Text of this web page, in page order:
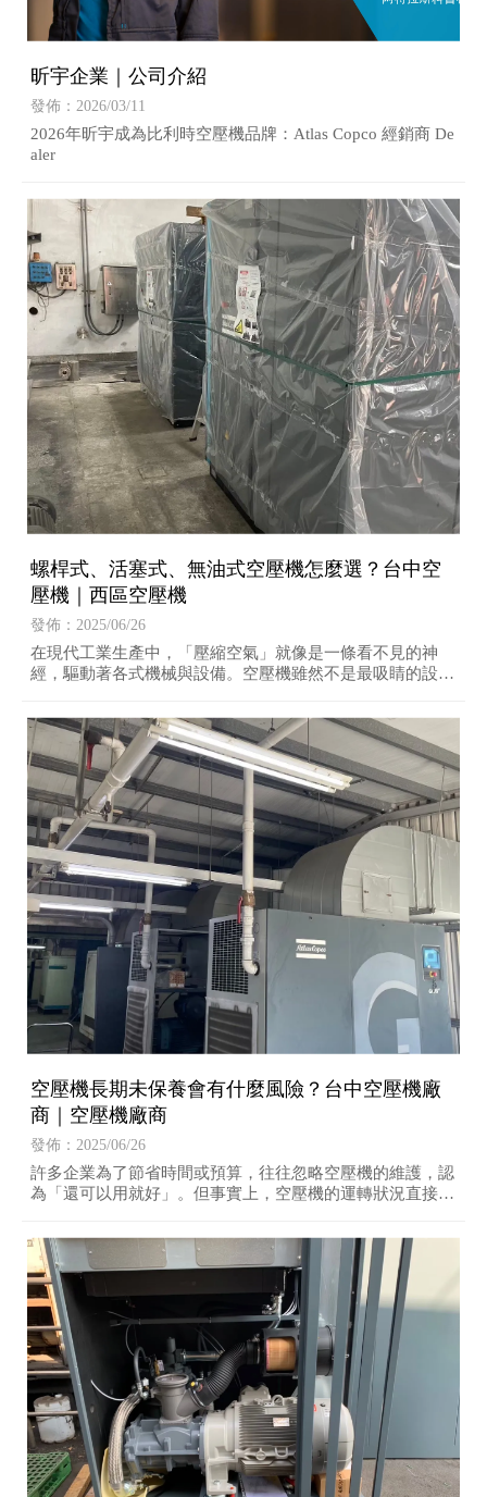
昕宇企業｜公司介紹
發佈：2026/03/11
2026年昕宇成為比利時空壓機品牌：Atlas Copco 經銷商 De
aler
螺桿式、活塞式、無油式空壓機怎麼選？台中空
壓機｜西區空壓機
發佈：2025/06/26
在現代工業生產中，「壓縮空氣」就像是一條看不見的神
經，驅動著各式機械與設備。空壓機雖然不是最吸睛的設
空壓機長期未保養會有什麼風險？台中空壓機廠
商｜空壓機廠商
發佈：2025/06/26
許多企業為了節省時間或預算，往往忽略空壓機的維護，認
為「還可以用就好」。但事實上，空壓機的運轉狀況直接關